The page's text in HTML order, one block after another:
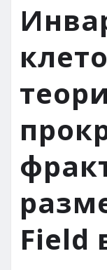
Field